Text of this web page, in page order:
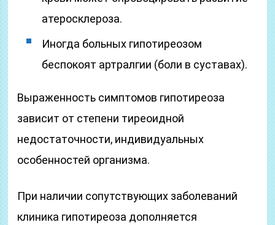
атеросклероза.
Иногда больных гипотиреозом
беспокоят артралгии (боли в суставах).
Выраженность симптомов гипотиреоза
зависит от степени тиреоидной
недостаточности, индивидуальных
особенностей организма.
При наличии сопутствующих заболеваний
клиника гипотиреоза дополняется